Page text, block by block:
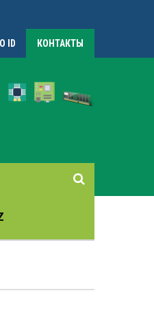
ID КОНТАКТЫ